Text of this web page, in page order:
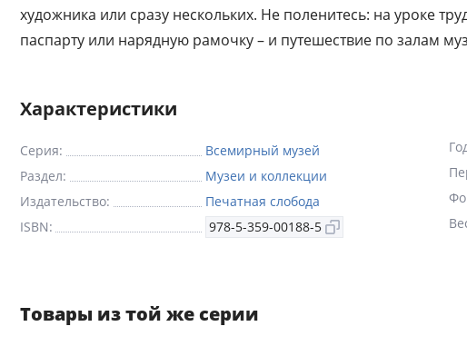
художника или сразу нескольких. Не поленитесь: на уроке
паспарту или нарядную рамочку – и путешествие по залам
Характеристики
Серия:
Всемирный музей
Раздел:
Музеи и коллекции
Издательство:
Печатная слобода
ISBN:
978-5-359-00188-5
Товары из той же серии